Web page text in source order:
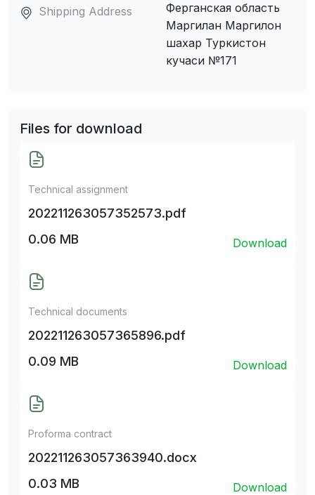
Shipping Address
Ферганская область
Маpгилан Маргилон
шахар Туркистон
кучаси №171
Files for download
Technical assignment
202211263057352573.pdf
0.06 MB
Download
Technical documents
202211263057365896.pdf
0.09 MB
Download
Proforma contract
202211263057363940.docx
0.03 MB
Download